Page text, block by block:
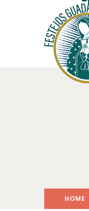
HOME